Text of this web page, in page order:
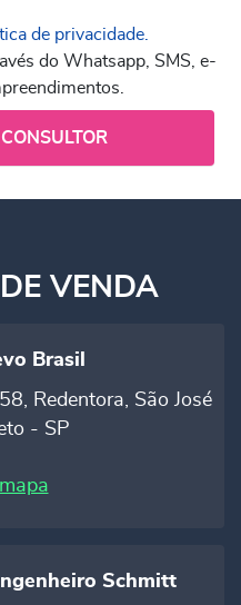
de privacidade.
do Whatsapp, SMS, e-
VENDA
Brasil
Redentora, São José
- SP
Schmitt